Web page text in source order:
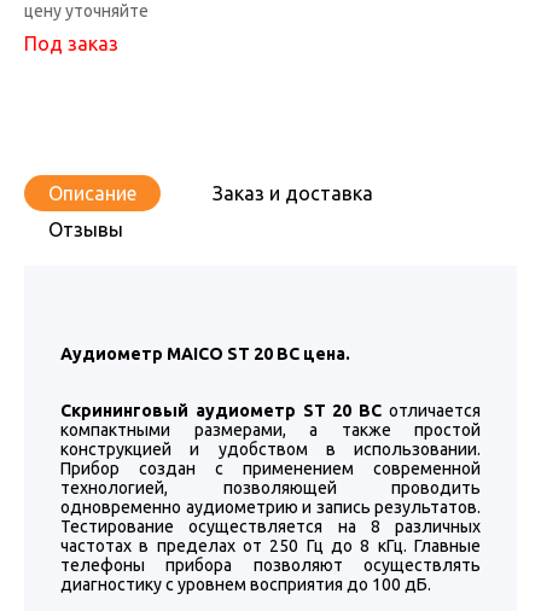
цену уточняйте
Под заказ
Описание
Заказ и доставка
Отзывы
Аудиометр MAICO ST 20 BC цена.
Скрининговый аудиометр ST 20 BC отличается
компактными размерами, а также простой
конструкцией и удобством в использовании.
Прибор создан с применением современной
технологией, позволяющей проводить
одновременно аудиометрию и запись результатов.
Тестирование осуществляется на 8 различных
частотах в пределах от 250 Гц до 8 кГц. Главные
телефоны прибора позволяют осуществлять
диагностику с уровнем восприятия до 100 дБ.